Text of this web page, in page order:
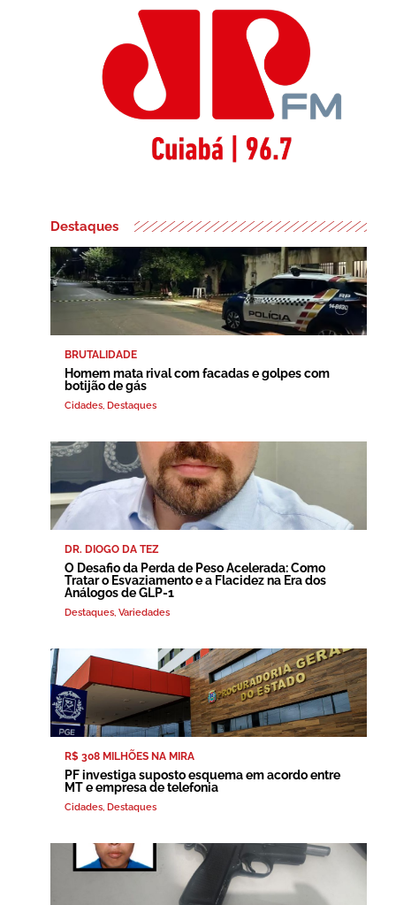
Destaques
BRUTALIDADE
Homem mata rival com facadas e golpes com
botijão de gás
Cidades Destaques
DR. DIOGO DA TEZ
O Desafio da Perda de Peso Acelerada: Como
Tratar o Esvaziamento e a Flacidez na Era dos
Análogos de GLP-1
Destaques Variedades
R$ 308 MILHÕES NA MIRA
PF investiga suposto esquema em acordo entre
MT e empresa de telefonia
Cidades Destaques